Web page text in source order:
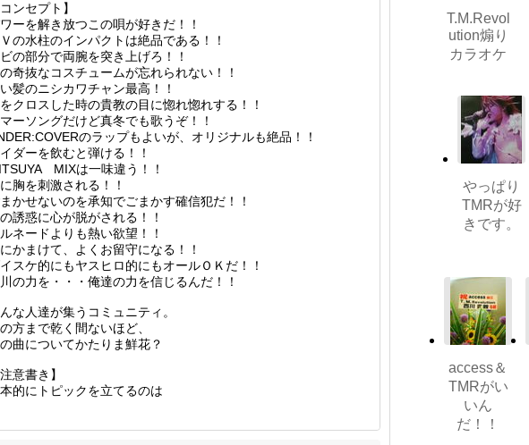
ンセプト】
ーを解き放つこの唄が好きだ！！
の水柱のインパクトは絶品である！！
の部分で両腕を突き上げろ！！
奇抜なコスチュームが忘れられない！！
髪のニシカワチャン最高！！
クロスした時の貴教の目に惚れ惚れする！！
ーソングだけど真冬でも歌うぞ！！
のラップもよいが、オリジナルも絶品！！
ダーを飲むと弾ける！！
MIXは一味違う！！
胸を刺激される！！
かせないのを承知でごまかす確信犯だ！！
誘惑に心が脱がされる！！
ネードよりも熱い欲望！！
かまけて、よくお留守になる！！
スケ的にもヤスヒロ的にもオールＯＫだ！！
の力を・・・俺達の力を信じるんだ！！
な人達が集うコミュニティ。
方まで乾く間ないほど、
曲についてかたりま鮮花？
意書き】
的にトピックを立てるのは
T.M.Revol
ution煽り
カラオケ
やっぱり
TMRが好
きです。
access＆
TMRがい
いん
だ！！